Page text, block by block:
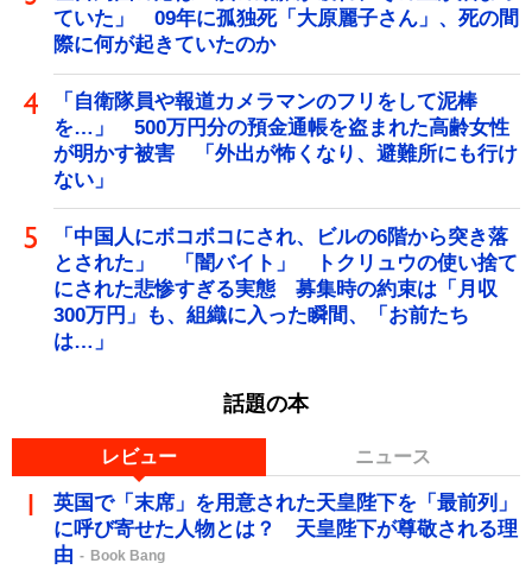
ていた」 09年に孤独死「大原麗子さん」、死の間
際に何が起きていたのか
「自衛隊員や報道カメラマンのフリをして泥棒
を…」 500万円分の預金通帳を盗まれた高齢女性
が明かす被害 「外出が怖くなり、避難所にも行け
ない」
「中国人にボコボコにされ、ビルの6階から突き落
とされた」 「闇バイト」 トクリュウの使い捨て
にされた悲惨すぎる実態 募集時の約束は「月収
300万円」も、組織に入った瞬間、「お前たち
は…」
話題の本
レビュー ニュース
英国で「末席」を用意された天皇陛下を「最前列」
に呼び寄せた人物とは？ 天皇陛下が尊敬される理
由
Book Bang